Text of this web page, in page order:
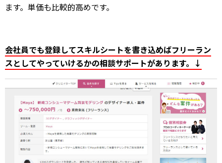
ます。単価も比較的高めです。
会社員でも登録してスキルシートを書き込めばフリーラン
スとしてやっていけるかの相談サポートがあります。 ↓